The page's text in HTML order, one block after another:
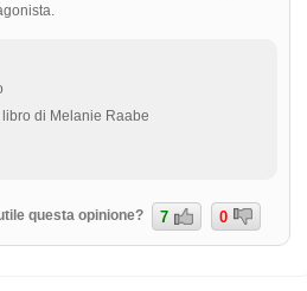
libro di Melanie Raabe
questa opinione? 7 0